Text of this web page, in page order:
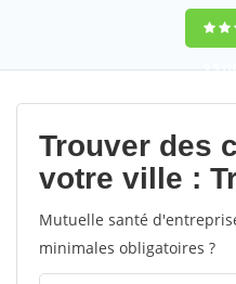
9,5
Trouver des
votre ville :
Mutuelle santé
minimales obligatoires ?